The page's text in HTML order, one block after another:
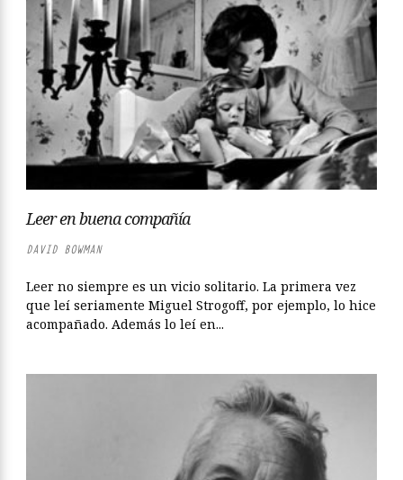
Leer en buena compañía
DAVID BOWMAN
Leer no siempre es un vicio solitario. La primera vez
que leí seriamente Miguel Strogoff, por ejemplo, lo hice
acompañado. Además lo leí en...